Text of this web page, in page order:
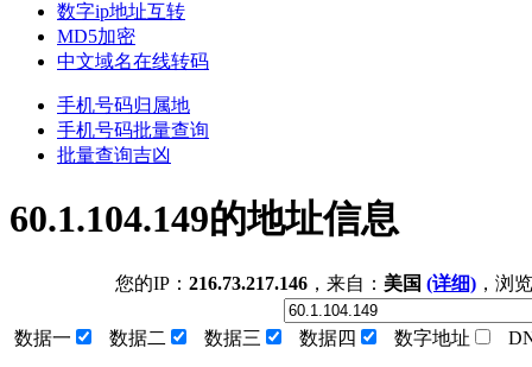
数字ip地址互转
MD5加密
中文域名在线转码
手机号码归属地
手机号码批量查询
批量查询吉凶
60.1.104.149的地址信息
您的IP： 216.73.217.146 ，来自： 美国 (详细) ，浏
数据一 数据二 数据三 数据四 数字地址